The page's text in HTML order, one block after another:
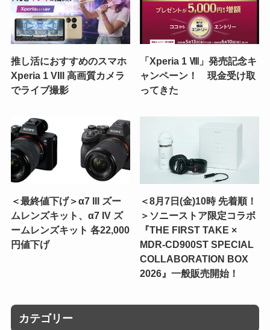
推し活におすすめのスマホ
Xperia 1 VIII 高画質カメラ
でライブ撮影
「Xperia 1 Ⅷ」発売記念キ
ャンペーン！ 現金受け取
ってきた
＜最終値下げ＞α7 III ズー
ムレンズキット、α7 IV ズ
ームレンズキット 各22,000
円値下げ
＜8月7日(金)10時 先着順！
＞ソニーストア限定コラボ
『THE FIRST TAKE ×
MDR-CD900ST SPECIAL
COLLABORATION BOX
2026』一般販売開始！
カテゴリー